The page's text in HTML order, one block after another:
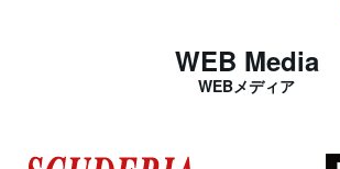
WEB Media
WEBメディア